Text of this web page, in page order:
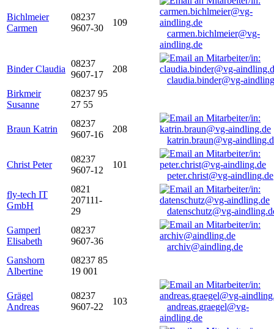
Bichlmeier
Carmen
08237
9607-30
109
carmen.bichlmeier@vg-
aindling.de
Binder Claudia
08237
9607-17
208
claudia.binder@vg-
Birkmeir
Susanne
08237 95
27 55
Braun Katrin
08237
9607-16
208
katrin.braun@vg-
Christ Peter
08237
9607-12
101
peter.christ@vg-aindling.de
fly-tech IT
GmbH
0821
207111-
29
datenschutz@vg-
Gamperl
Elisabeth
08237
9607-36
archiv@aindling.de
Ganshorn
Albertine
08237 85
19 001
Grägel
Andreas
08237
9607-22
103
andreas.graegel@vg-
aindling.de